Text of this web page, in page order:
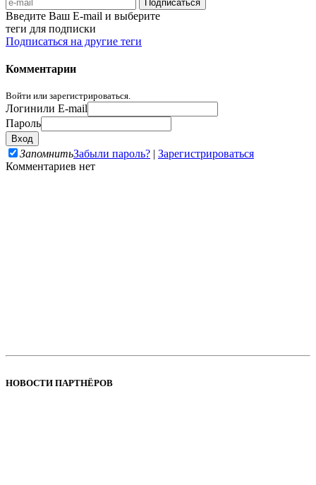
Введите Ваш E-mail и выберите
теги для подписки
Подписаться на другие теги
Комментарии
Войти или зарегистрироваться.
Логинили E-mail
Пароль
ЗапомнитьЗабыли пароль? | Зарегистрироваться
Комментариев нет
НОВОСТИ ПАРТНЁРОВ